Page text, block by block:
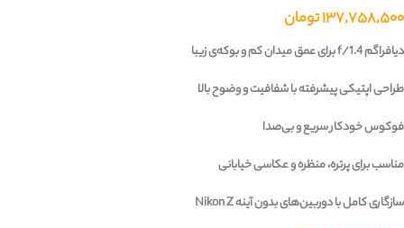
۱۳۷,۷۵۸,۵۰۰تومان
دیافراگم f/1.4 برای عمق میدان کم و بوکه‌ی زیبا
طراحی اپتیکی پیشرفته با شفافیت و وضوح بالا
فوکوس خودکار سریع و بی‌صدا
مناسب برای پرتره، منظره و عکاسی خیابانی
سازگاری کامل با دوربین‌های بدون آینه Nikon Z